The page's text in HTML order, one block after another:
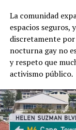
La comunidad
espacios seguros,
discretamente por
nocturna gay no
y respeto que
activismo público.